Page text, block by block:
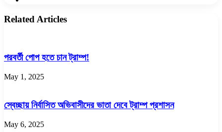
Related Articles
পরবর্তী পোপ হতে চান ট্রাম্প!
May 1, 2025
স্বেচ্ছায় নির্বাসিত অভিবাসীদের ভাতা দেবে ট্রাম্প প্রশাসন
May 6, 2025